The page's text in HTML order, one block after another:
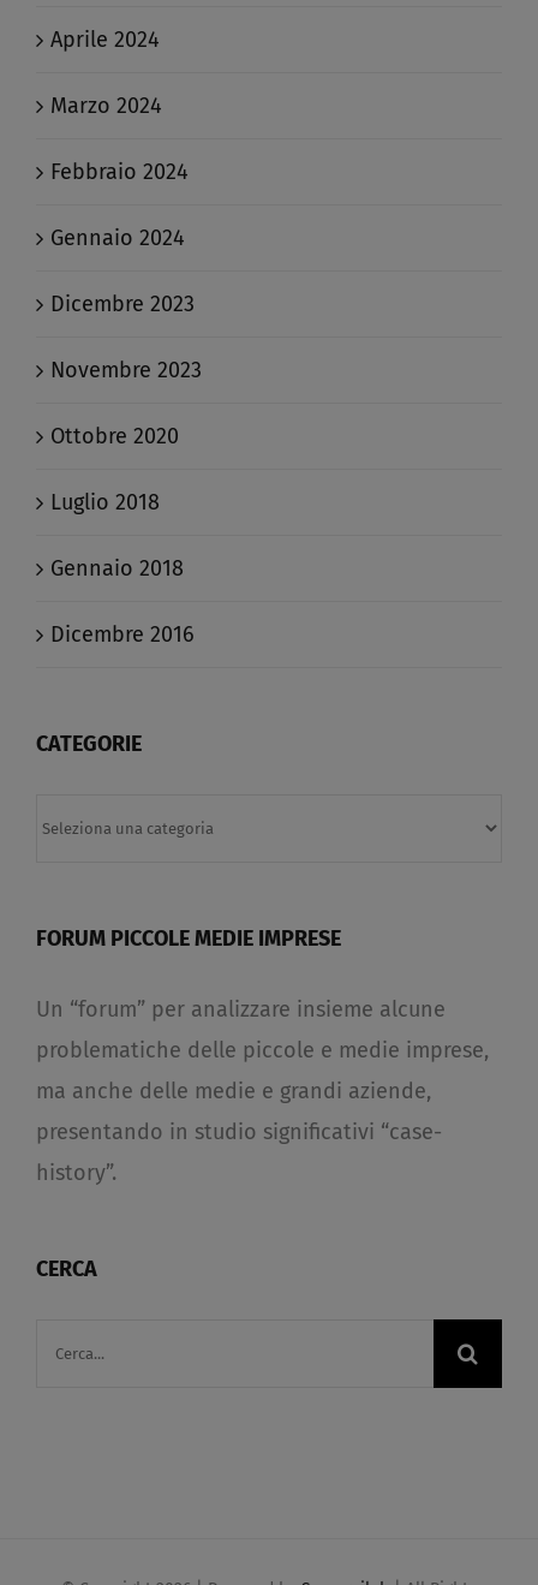
Aprile 2024
Marzo 2024
Febbraio 2024
Gennaio 2024
Dicembre 2023
Novembre 2023
Ottobre 2020
Luglio 2018
Gennaio 2018
Dicembre 2016
CATEGORIE
FORUM PICCOLE MEDIE IMPRESE
Un “forum” per analizzare insieme alcune
problematiche delle piccole e medie imprese,
ma anche delle medie e grandi aziende,
presentando in studio significativi “case-
history”.
CERCA